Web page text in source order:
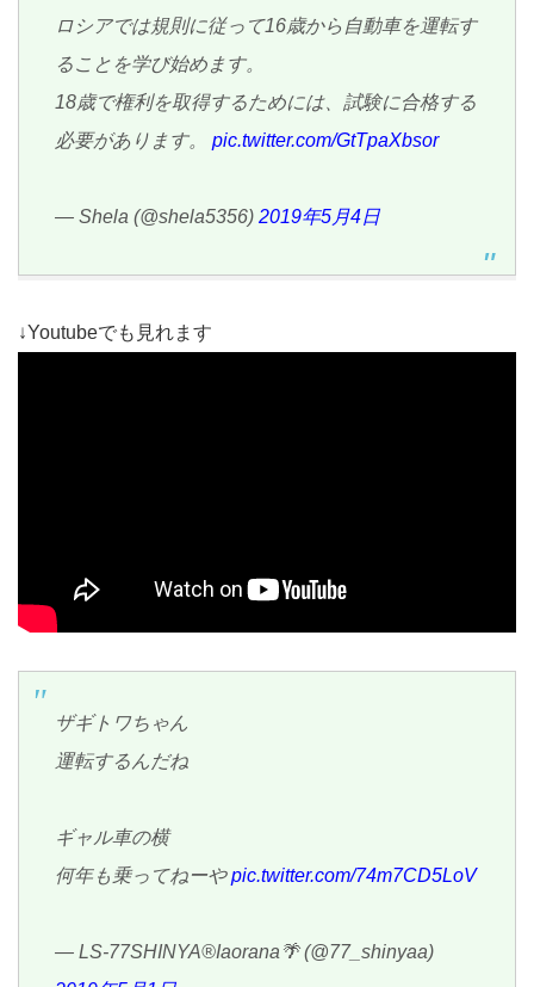
ロシアでは規則に従って16歳から自動車を運転す
ることを学び始めます。
18歳で権利を取得するためには、試験に合格する
必要があります。 pic.twitter.com/GtTpaXbsor
— Shela (@shela5356) 2019年5月4日
↓Youtubeでも見れます
ザギトワちゃん
運転するんだね
ギャル車の横
何年も乗ってねーやpic.twitter.com/74m7CD5LoV
— LS-77SHINYA®️Iaorana🌴 (@77_shinyaa)